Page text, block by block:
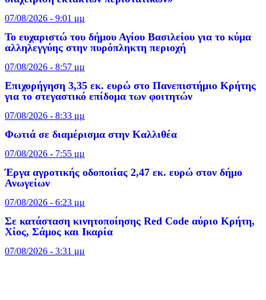
07/08/2026 - 9:01 μμ
Το ευχαριστώ του δήμου Αγίου Βασιλείου για το κύμα
αλληλεγγύης στην πυρόπληκτη περιοχή
07/08/2026 - 8:57 μμ
Επιχορήγηση 3,35 εκ. ευρώ στο Πανεπιστήμιο Κρήτης
για το στεγαστικό επίδομα των φοιτητών
07/08/2026 - 8:33 μμ
Φωτιά σε διαμέρισμα στην Καλλιθέα
07/08/2026 - 7:55 μμ
Έργα αγροτικής οδοποιίας 2,47 εκ. ευρώ στον δήμο
Ανωγείων
07/08/2026 - 6:23 μμ
Σε κατάσταση κινητοποίησης Red Code αύριο Κρήτη,
Χίος, Σάμος και Ικαρία
07/08/2026 - 3:31 μμ